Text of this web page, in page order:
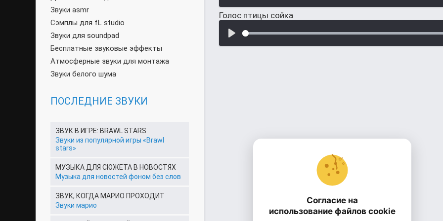
Голос птицы сойка
Звуки asmr
Сэмплы для fL studio
Звуки для soundpad
Бесплатные звуковые эффекты
Атмосферные звуки для монтажа
Звуки белого шума
ПОСЛЕДНИЕ ЗВУКИ
ЗВУК В ИГРЕ: BRAWL STARS
Звуки из популярной игры «Brawl
stars»
МУЗЫКА ДЛЯ СЮЖЕТА В НОВОСТЯХ
Музыка для новостей фоном без слов
ЗВУК, КОГДА МАРИО ПРОХОДИТ
Звуки марио
Согласие на
использование файлов cookie